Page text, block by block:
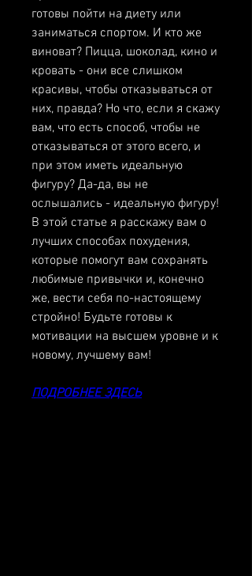
готовы пойти на диету или
заниматься спортом. И кто же
виноват? Пицца, шоколад, кино и
кровать - они все слишком
красивы, чтобы отказываться от
них, правда? Но что, если я скажу
вам, что есть способ, чтобы не
отказываться от этого всего, и
при этом иметь идеальную
фигуру? Да-да, вы не
ослышались - идеальную фигуру!
В этой статье я расскажу вам о
лучших способах похудения,
которые помогут вам сохранять
любимые привычки и, конечно
же, вести себя по-настоящему
стройно! Будьте готовы к
мотивации на высшем уровне и к
новому, лучшему вам!
ПОДРОБНЕЕ ЗДЕСЬ